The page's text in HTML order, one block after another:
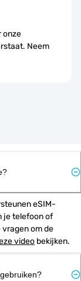
onze
Neem
eSIM-
je telefoon of
vragen om de
video bekijken.